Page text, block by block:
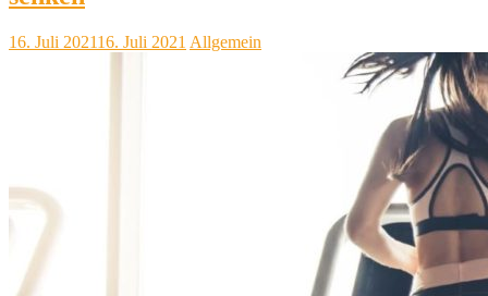
16. Juli 202116. Juli 2021 Allgemein